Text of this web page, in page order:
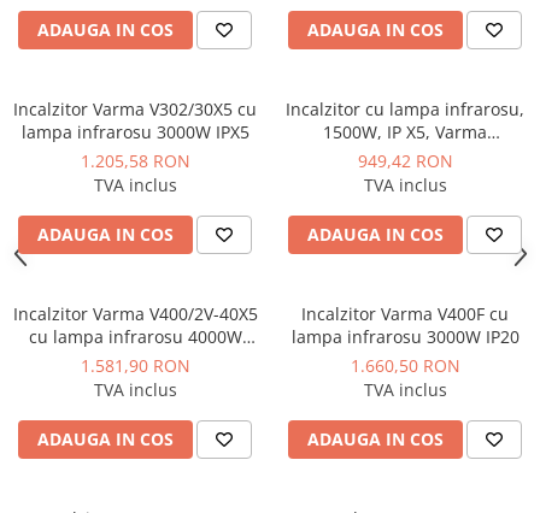
Tevi PEHD gaz
Fitinguri gaz
Aparate sudura si dispozitive gaz
Izolatii tehnice
Izolatii pentru aer conditionat
Izolatii pentru sisteme solare
Izolatii pentru tevi si conducte
Polistiren expandat
Vata minerala bazaltica
Automatizari si elemente de
Automatizari panouri solare
ADAUGA IN COS ADAUGA IN COS
Incalzitor Varma V302/30X5 cu
lampa infrarosu 3000W IPX5
1.205,58 RON
TVA inclus
ADAUGA IN COS
Incalzitor cu lampa infrarosu,
1500W, IP X5, Varma
V400/15X5
949,42 RON
TVA inclus
ADAUGA IN COS
Incalzitor Varma V400/2V-40X5
cu lampa infrarosu 4000W
IPX5
1.581,90 RON
TVA inclus
ADAUGA IN COS
Incalzitor Varma V400F cu
lampa infrarosu 3000W IP20
1.660,50 RON
TVA inclus
ADAUGA IN COS